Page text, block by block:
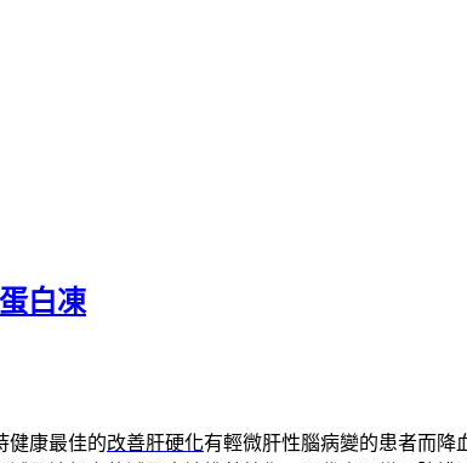
白凍
健康最佳的改善肝硬化有輕微肝性腦病變的患者而降